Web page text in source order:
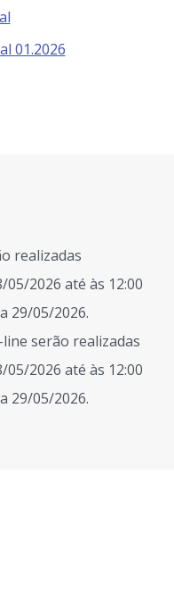
01.2026
realizadas
2026 até às 12:00
29/05/2026.
serão realizadas
2026 até às 12:00
29/05/2026.